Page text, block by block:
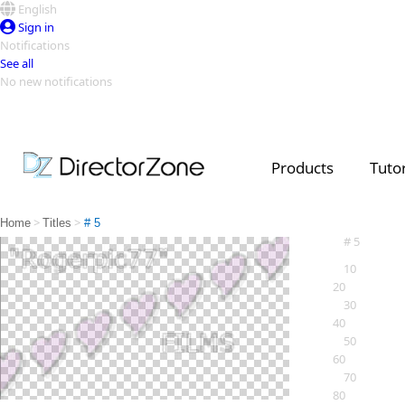
English
Sign in
Notifications
See all
No new notifications
Products
Video Contest Gallery
Top Templates
Creators
Home > Titles > # 5
# 5
10
20
30
40
50
60
70
80